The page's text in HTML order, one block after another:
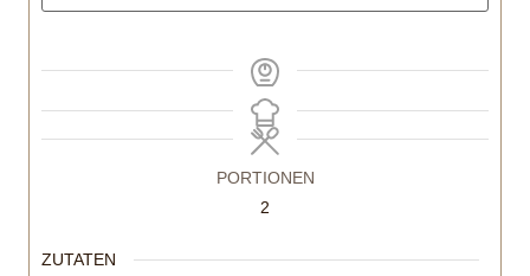
PORTIONEN
2
ZUTATEN